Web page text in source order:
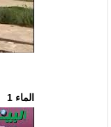
الماء 1